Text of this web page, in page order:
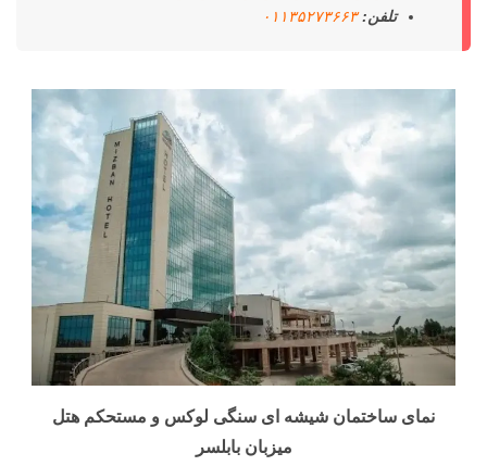
تلفن: ۰۱۱۳۵۲۷۳۶۶۳
نمای ساختمان شیشه ای سنگی لوکس و مستحکم هتل
میزبان بابلسر